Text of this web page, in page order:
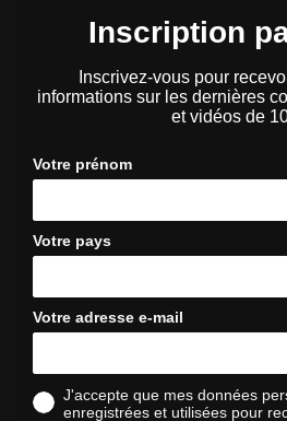
Inscription
Inscrivez-vous pour
informations sur les dernières
et vidéos de
Votre prénom
Votre pays
Votre adresse e-mail
J'accepte que mes données
enregistrées et utilisées pour